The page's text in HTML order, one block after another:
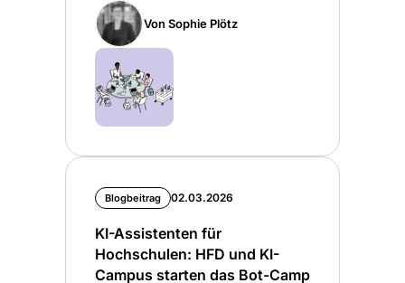
Von Sophie Plötz
Blogbeitrag 02.03.2026
KI-Assistenten für
Hochschulen: HFD und KI-
Campus starten das Bot-Camp